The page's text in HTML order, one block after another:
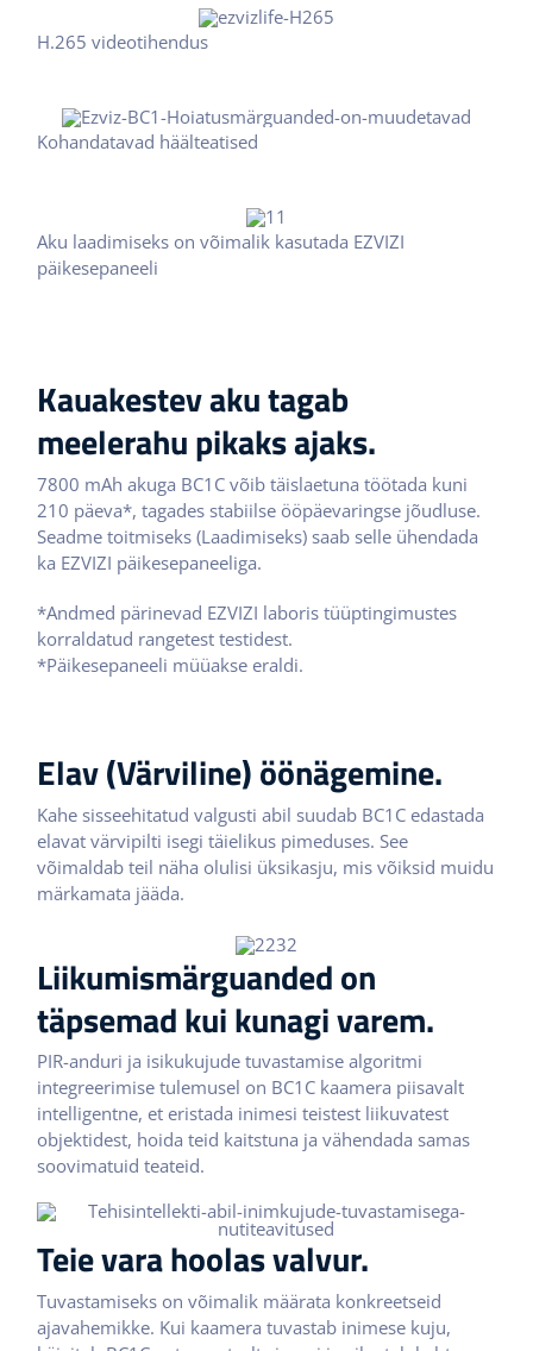
H.265 videotihendus
Kohandatavad häälteatised
Aku laadimiseks on võimalik kasutada EZVIZI
päikesepaneeli
Kauakestev aku tagab
meelerahu pikaks ajaks.
7800 mAh akuga BC1C võib täislaetuna töötada kuni
210 päeva*, tagades stabiilse ööpäevaringse jõudluse.
Seadme toitmiseks (Laadimiseks) saab selle ühendada
ka EZVIZI päikesepaneeliga.
*Andmed pärinevad EZVIZI laboris tüüptingimustes
korraldatud rangetest testidest.
*Päikesepaneeli müüakse eraldi.
Elav (Värviline) öönägemine.
Kahe sisseehitatud valgusti abil suudab BC1C edastada
elavat värvipilti isegi täielikus pimeduses. See
võimaldab teil näha olulisi üksikasju, mis võiksid muidu
märkamata jääda.
Liikumismärguanded on
täpsemad kui kunagi varem.
PIR-anduri ja isikukujude tuvastamise algoritmi
integreerimise tulemusel on BC1C kaamera piisavalt
intelligentne, et eristada inimesi teistest liikuvatest
objektidest, hoida teid kaitstuna ja vähendada samas
soovimatuid teateid.
Teie vara hoolas valvur.
Tuvastamiseks on võimalik määrata konkreetseid
ajavahemikke. Kui kaamera tuvastab inimese kuju,